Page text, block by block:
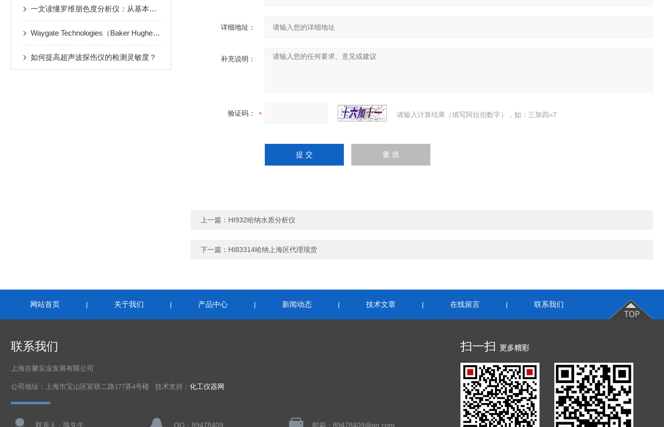
一文读懂罗维朋色度分析仪：从基本概念到重要作用
Waygate Technologies（Baker Hughes旗下）便携式超声波检测仪
如何提高超声波探伤仪的检测灵敏度？
详细地址：
补充说明：
验证码： 请输入计算结果（填写阿拉伯数字），如：三加四=7
上一篇： HI932哈纳水质分析仪
下一篇： HI83314哈纳上海区代理现货
网站首页 | 关于我们 | 产品中心 | 新闻动态 | 技术文章 | 在线留言 | 联系我们
联系我们
上海吉馨实业发展有限公司
公司地址：上海市宝山区富联二路177弄4号楼 技术支持： 化工仪器网
联系人：陈先生 QQ：89478409 邮箱：89478409@qq.com
扫一扫 更多精彩